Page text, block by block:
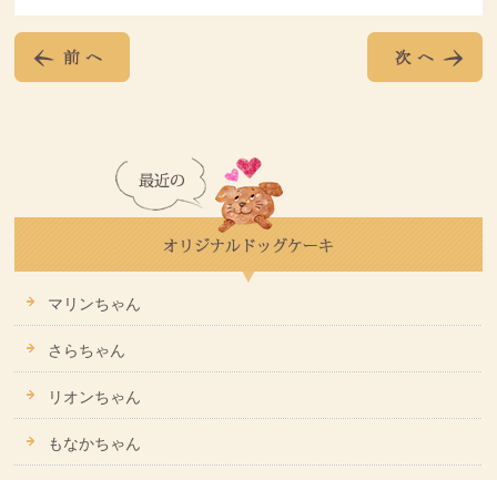
マリンちゃん
さらちゃん
リオンちゃん
もなかちゃん